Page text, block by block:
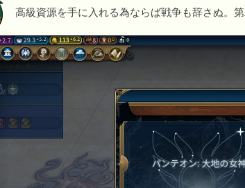
高級資源を手に入れる為ならば戦争も辞さぬ。